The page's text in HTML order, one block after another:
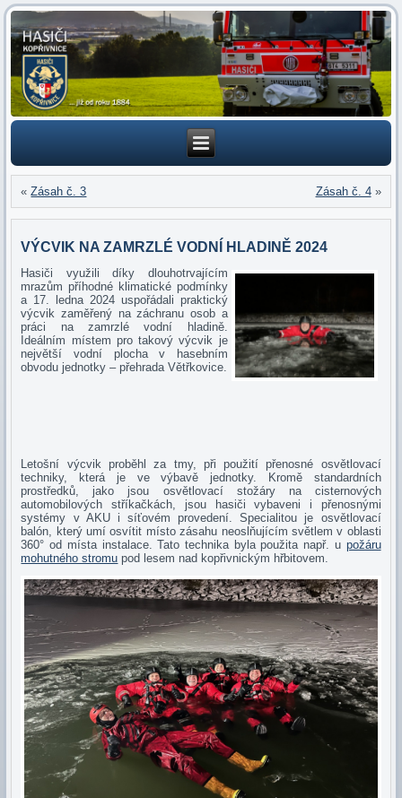
«Zásah č. 3 Zásah č. 4»
VÝCVIK NA ZAMRZLÉ VODNÍ HLADINĚ 2024
Hasiči využili díky dlouhotrvajícím
mrazům příhodné klimatické podmínky
a 17. ledna 2024 uspořádali praktický
výcvik zaměřený na záchranu osob a
práci na zamrzlé vodní hladině.
Ideálním místem pro takový výcvik je
největší vodní plocha v hasebním
obvodu jednotky – přehrada Větřkovice.
Letošní výcvik proběhl za tmy, při použití přenosné osvětlovací
techniky, která je ve výbavě jednotky. Kromě standardních
prostředků, jako jsou osvětlovací stožáry na cisternových
automobilových stříkačkách, jsou hasiči vybaveni i přenosnými
systémy v AKU i síťovém provedení. Specialitou je osvětlovací
balón, který umí osvítit místo zásahu neoslňujícím světlem v oblasti
360° od místa instalace. Tato technika byla použita např. u požáru
mohutného stromu pod lesem nad kopřivnickým hřbitovem.